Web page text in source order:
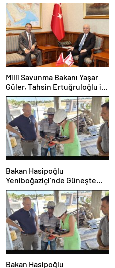
Milli Savunma Bakanı Yaşar
Güler, Tahsin Ertuğruloğlu ile
Bir Araya Geldi
Bakan Hasipoğlu
Yeniboğaziçi’nde Güneşte
Çalışma Yasağı Denetimlerine
Katıldı
Bakan Hasipoğlu